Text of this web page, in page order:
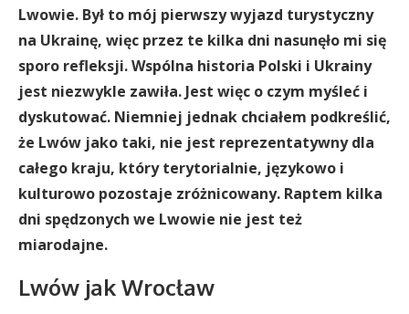
Lwowie. Był to mój pierwszy wyjazd turystyczny
na Ukrainę, więc przez te kilka dni nasunęło mi się
sporo refleksji. Wspólna historia Polski i Ukrainy
jest niezwykle zawiła. Jest więc o czym myśleć i
dyskutować. Niemniej jednak chciałem podkreślić,
że Lwów jako taki, nie jest reprezentatywny dla
całego kraju, który terytorialnie, językowo i
kulturowo pozostaje zróżnicowany. Raptem kilka
dni spędzonych we Lwowie nie jest też
miarodajne.
Lwów jak Wrocław